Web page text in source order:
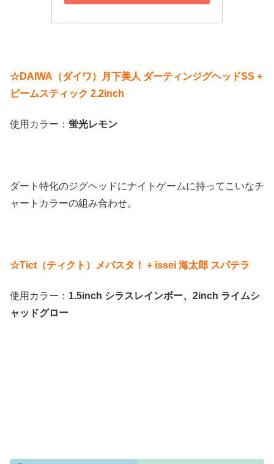
☆DAIWA（ダイワ）月下美人 ダーティンジグヘッドSS +
ビームスティック 2.2inch
使用カラー： 蛍光レモン
ダート特化のジグヘッドにナイトゲームに持ってこいなチ
ャートカラーの組み合わせ。
☆Tict（ティクト）メバスタ！ + issei 海太郎 スパテラ
使用カラー： 1.5inch シラスレインボー、 2inch ライムシ
ャッドグロー